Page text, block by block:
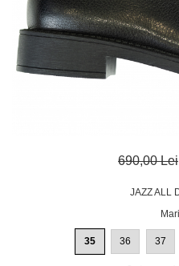
690,00 Lei
JAZZ ALL
35 36 37